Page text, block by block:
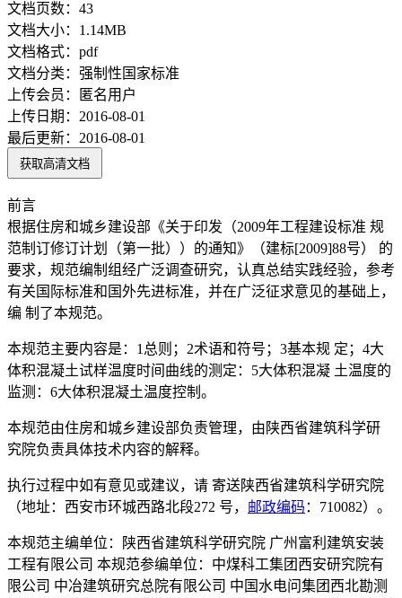
文档页数： 43
文档大小： 1.14MB
文档格式： pdf
文档分类： 强制性国家标准
上传会员：
匿名用户
上传日期： 2016-08-01
最后更新： 2016-08-01
获取高清文档
前言
根据住房和城乡建设部《关于印发（2009年工程建设标准 规
范制订修订计划（第一批））的通知》（建标[2009]88号） 的
要求，规范编制组经广泛调查研究，认真总结实践经验，参考
有关国际标准和国外先进标准，并在广泛征求意见的基础上，
编 制了本规范。
本规范主要内容是：1总则；2术语和符号；3基本规 定；4大
体积混凝土试样温度时间曲线的测定：5大体积混凝 土温度的
监测：6大体积混凝土温度控制。
本规范由住房和城乡建设部负责管理，由陕西省建筑科学研
究院负责具体技术内容的解释。
执行过程中如有意见或建议，请 寄送陕西省建筑科学研究院
（地址：西安市环城西路北段272 号， 邮政编码 ：710082）。
本规范主编单位：陕西省建筑科学研究院 广州富利建筑安装
工程有限公司 本规范参编单位：中煤科工集团西安研究院有
限公司 中冶建筑研究总院有限公司 中国水电问集团西北勘测